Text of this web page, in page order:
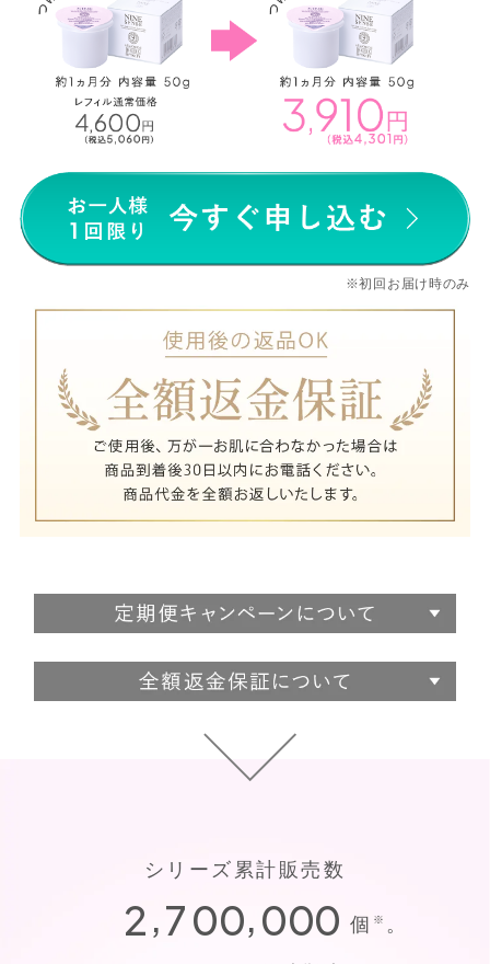
※初回お届け時のみ
シリーズ累計販売数
2,700,000 個 ※ 。